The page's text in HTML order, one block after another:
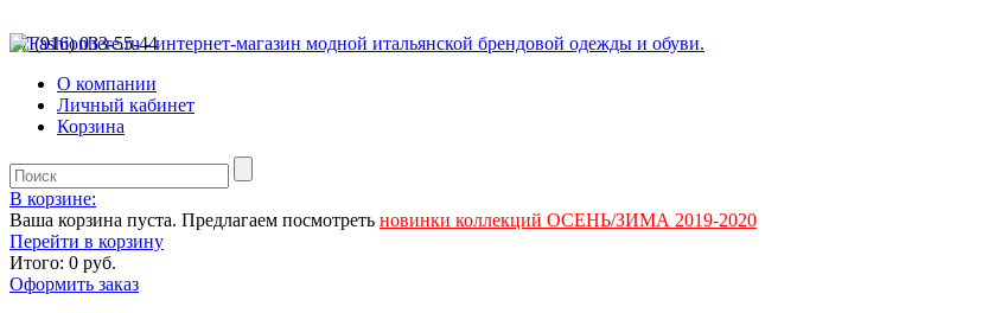
+7 (916) 033-55-44
О компании
Личный кабинет
Корзина
В корзине:
Ваша корзина пуста. Предлагаем посмотреть новинки коллекций ОСЕНЬ/ЗИМА 2019-2020
Перейти в корзину
Итого: 0 руб.
Оформить заказ